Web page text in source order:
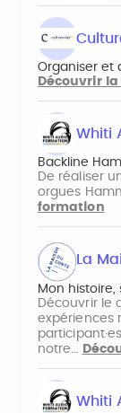
Organiser et
Découvrir
Whiti
Backline
De réaliser
orgues
formation
La
Mon histoire,
Découvrir le
expériences
notre…
Whiti